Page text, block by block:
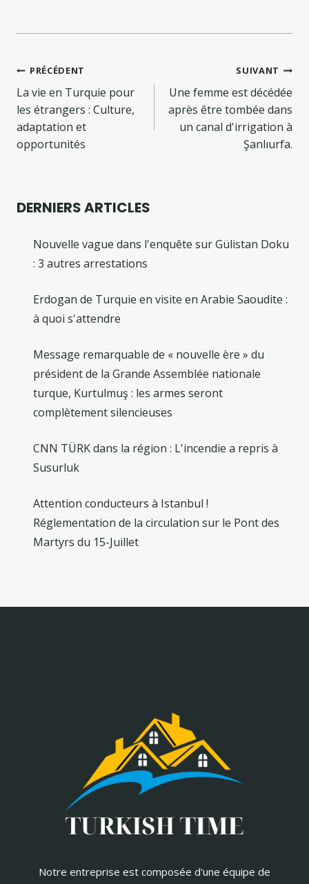
Navigation
de
l’article
PRÉCÉDENT
La vie en Turquie pour
les étrangers : Culture,
adaptation et
opportunités
SUIVANT
Une femme est décédée
après être tombée dans
un canal d'irrigation à
Şanlıurfa.
DERNIERS ARTICLES
Nouvelle vague dans l'enquête sur Gülistan Doku
: 3 autres arrestations
Erdogan de Turquie en visite en Arabie Saoudite :
à quoi s'attendre
Message remarquable de « nouvelle ère » du
président de la Grande Assemblée nationale
turque, Kurtulmuş : les armes seront
complètement silencieuses
CNN TÜRK dans la région : L'incendie a repris à
Susurluk
Attention conducteurs à Istanbul !
Réglementation de la circulation sur le Pont des
Martyrs du 15-Juillet
Notre entreprise est composée d'une équipe de